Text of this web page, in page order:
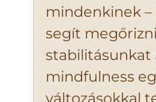
mindenkinek –
segít
stabilitásunkat
mindfulness
változásokkal